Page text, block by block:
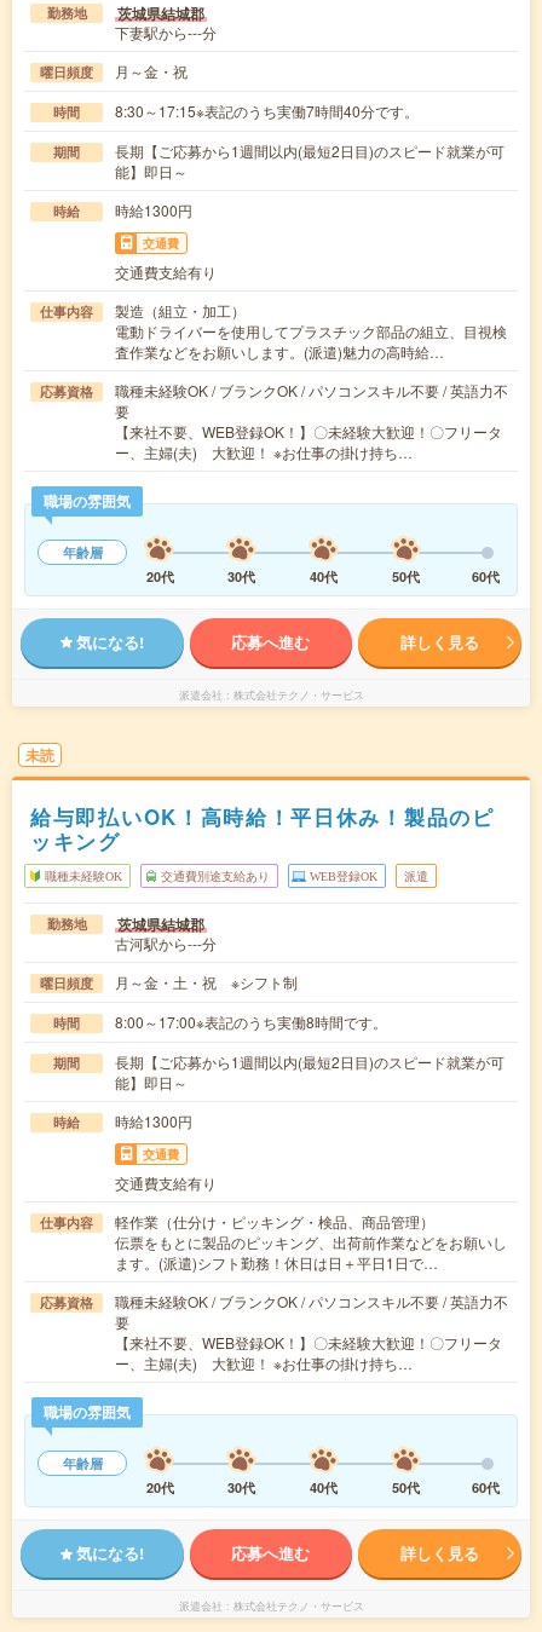
勤務地 茨城県結城郡
下妻駅から---分
曜日頻度 月～金・祝
時間 8:30～17:15※表記のうち実働7時間40分です。
期間
長期【ご応募から1週間以内(最短2日目)のスピード就業が可
能】即日～
時給 時給1300円
交通費
交通費支給有り
仕事内容
製造（組立・加工）
電動ドライバーを使用してプラスチック部品の組立、目視検
査作業などをお願いします。(派遣)魅力の高時給…
応募資格
職種未経験OK / ブランクOK / パソコンスキル不要 / 英語力不
要
【来社不要、WEB登録OK！】〇未経験大歓迎！〇フリータ
ー、主婦(夫) 大歓迎！ ※お仕事の掛け持ち…
職場の雰囲気
年齢層
20代
30代 40代 50代 60代
気になる! 応募へ進む 詳しく見る
派遣会社 株式会社テクノ・サービス
未読
給与即払いOK！高時給！平日休み！製品のピ
ッキング
職種未経験OK 交通費別途支給あり WEB登録OK 派遣
勤務地 茨城県結城郡
古河駅から---分
曜日頻度 月～金・土・祝 ※シフト制
時間 8:00～17:00※表記のうち実働8時間です。
期間
長期【ご応募から1週間以内(最短2日目)のスピード就業が可
能】即日～
時給 時給1300円
交通費
交通費支給有り
仕事内容
軽作業（仕分け・ピッキング・検品、商品管理）
伝票をもとに製品のピッキング、出荷前作業などをお願いし
ます。(派遣)シフト勤務！休日は日＋平日1日で…
応募資格
職種未経験OK / ブランクOK / パソコンスキル不要 / 英語力不
要
【来社不要、WEB登録OK！】〇未経験大歓迎！〇フリータ
ー、主婦(夫) 大歓迎！ ※お仕事の掛け持ち…
職場の雰囲気
年齢層
20代
30代 40代 50代 60代
気になる! 応募へ進む 詳しく見る
派遣会社 株式会社テクノ・サービス